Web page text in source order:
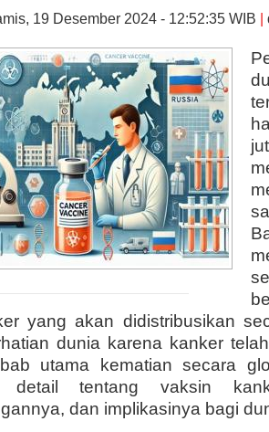
19 Desember 2024 - 12:52:35 WIB
yang akan didistribusikan
dunia karena kanker
utama kematian secara
detail tentang vaksin
dan implikasinya bagi